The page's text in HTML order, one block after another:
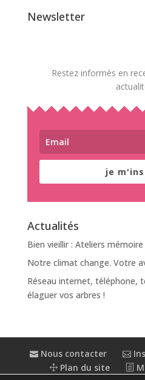
Newsletter
Restez informés en
je
Actualités
Bien vieillir : Ateliers mémoire
Notre climat change. Votre
Réseau internet, téléphone,
élaguer vos arbres !
Nous contacter
Plan du site